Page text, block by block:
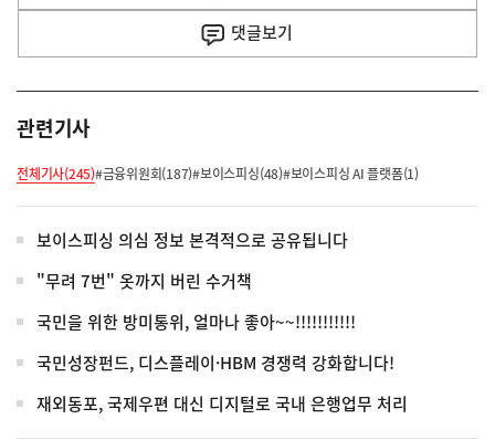
댓글보기
관련기사
전체기사(245)#금융위원회(187)#보이스피싱(48)#보이스피싱 AI 플랫폼(1)
보이스피싱 의심 정보 본격적으로 공유됩니다
"무려 7번" 옷까지 버린 수거책
국민을 위한 방미통위, 얼마나 좋아~~!!!!!!!!!!!
국민성장펀드, 디스플레이·HBM 경쟁력 강화합니다!
재외동포, 국제우편 대신 디지털로 국내 은행업무 처리